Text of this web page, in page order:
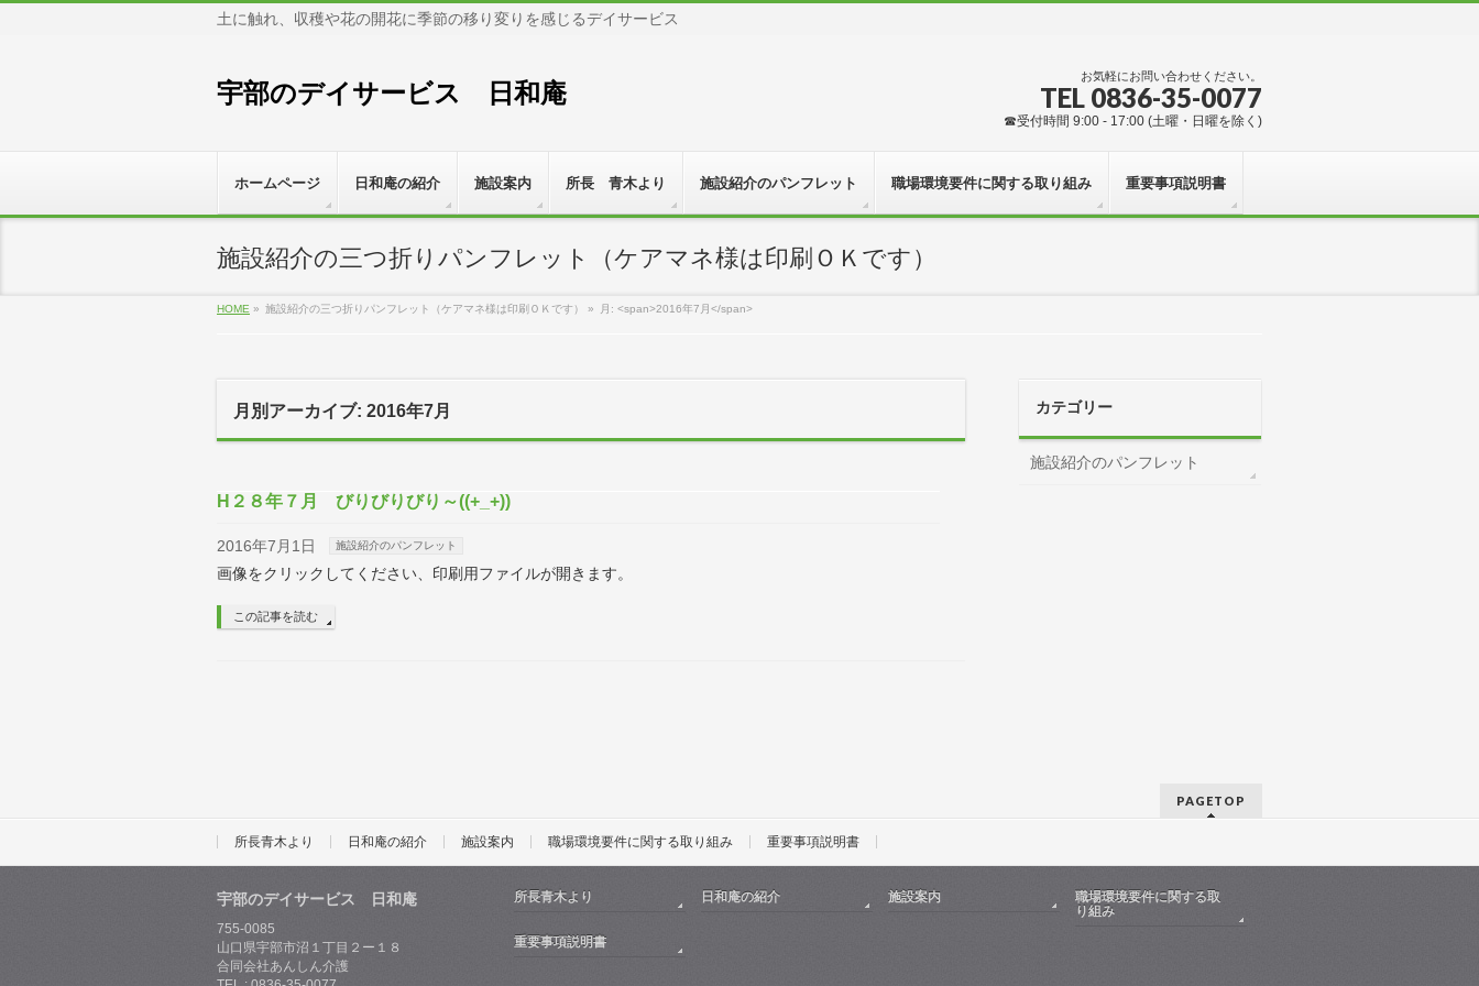
土に触れ、収穫や花の開花に季節の移り変りを感じるデイサービス
宇部のデイサービス 日和庵
お気軽にお問い合わせください。
TEL 0836-35-0077
☎受付時間 9:00 - 17:00 (土曜・日曜を除く)
ホームページ 日和庵の紹介 施設案内 所長 青木より 施設紹介のパンフレット 職場環境要件に関する取り組み 重要事項説明書
施設紹介の三つ折りパンフレット（ケアマネ様は印刷ＯＫです）
HOME » 施設紹介の三つ折りパンフレット（ケアマネ様は印刷ＯＫです） » 月: <span>2016年7月</span>
月別アーカイブ: 2016年7月
H２８年７月 びりびりびり～((+_+))
2016年7月1日 施設紹介のパンフレット
画像をクリックしてください、印刷用ファイルが開きます。
この記事を読む
カテゴリー
施設紹介のパンフレット
PAGETOP
所長青木より 日和庵の紹介 施設案内 職場環境要件に関する取り組み 重要事項説明書
宇部のデイサービス 日和庵
755-0085
山口県宇部市沼１丁目２ー１８
合同会社あんしん介護
所長青木より 日和庵の紹介 施設案内
職場環境要件に関する取
り組み
重要事項説明書